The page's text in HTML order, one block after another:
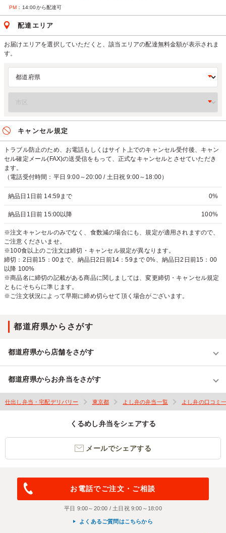
PM ：14:00から配達可
配達エリア
お届けエリアを選択していただくと、該当エリアの配達無料金額が表示されま
す。
キャンセル規定
トラブル防止のため、お電話もしくはサイト上でのキャンセル受付後、キャン
セル確定メール(FAX)の送受信をもって、正式なキャンセルとさせていただき
ます。
（電話受付時間：平日 9:00～20:00 / 土日祝 9:00～18:00）
納品日1日前 14:59まで 0%
納品日1日前 15:00以降 100%
※注文キャンセルのみでなく、食数減の場合にも、規定が適用されますので、
ご注意くださいませ。
※100食以上のご注文は締切・キャンセル規定が異なります。
締切：2日前15：00まで、納品日2日前14：59まで 0%、納品日2日前15：00
以降 100%
※商品名に締切の記載がある商品に関しましては、変更締切・キャンセル規定
ともにそちらに準じます。
※ご注文状況によって早期に締め切らせて頂く場合がございます。
都道府県からさがす
都道府県から店舗をさがす
都道府県からお弁当をさがす
仕出し弁当・宅配デリバリー 東京都 よし弁の弁当一覧 よし弁の口コミ
くるめし弁当をシェアする
メールでシェアする
お電話でご注文・ご相談
平日 9:00～20:00 / 土日祝 9:00～18:00
よくあるご質問はこちらから